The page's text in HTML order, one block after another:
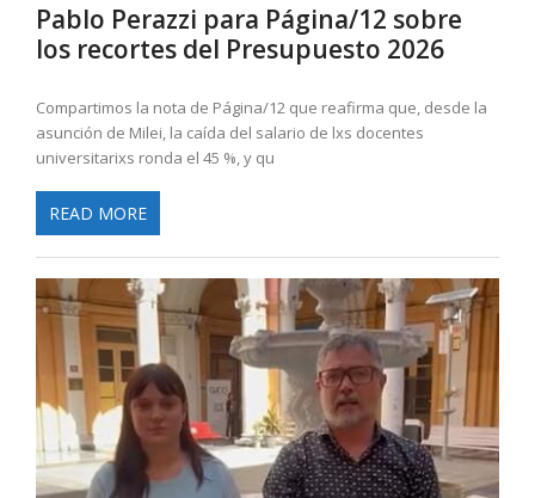
Pablo Perazzi para Página/12 sobre
los recortes del Presupuesto 2026
Compartimos la nota de Página/12 que reafirma que, desde la
asunción de Milei, la caída del salario de lxs docentes
universitarixs ronda el 45 %, y qu
READ MORE